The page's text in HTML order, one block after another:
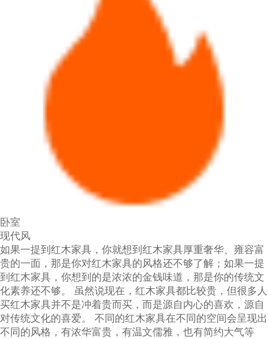
卧室
现代风
如果一提到红木家具，你就想到红木家具厚重奢华、雍容富
贵的一面，那是你对红木家具的风格还不够了解；如果一提
到红木家具，你想到的是浓浓的金钱味道，那是你的传统文
化素养还不够。 虽然说现在，红木家具都比较贵，但很多人
买红木家具并不是冲着贵而买，而是源自内心的喜欢，源自
对传统文化的喜爱。 不同的红木家具在不同的空间会呈现出
不同的风格，有浓华富贵，有温文儒雅，也有简约大气等